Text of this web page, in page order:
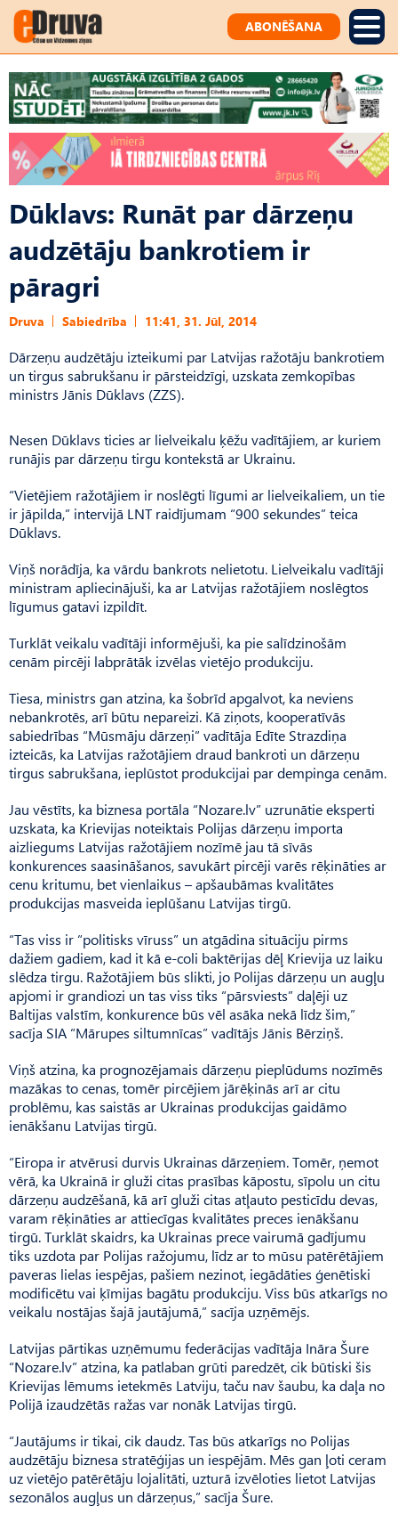
ABONĒŠANA
Dūklavs: Runāt par dārzeņu
audzētāju bankrotiem ir
pāragri
Druva Sabiedrība 11:41, 31. Jūl, 2014
Dārzeņu audzētāju izteikumi par Latvijas ražotāju bankrotiem
un tirgus sabrukšanu ir pārsteidzīgi, uzskata zemkopības
ministrs Jānis Dūklavs (ZZS).
Nesen Dūklavs ticies ar lielveikalu ķēžu vadītājiem, ar kuriem
runājis par dārzeņu tirgu kontekstā ar Ukrainu.
“Vietējiem ražotājiem ir noslēgti līgumi ar lielveikaliem, un tie
ir jāpilda,” intervijā LNT raidījumam “900 sekundes” teica
Dūklavs.
Viņš norādīja, ka vārdu bankrots nelietotu. Lielveikalu vadītāji
ministram apliecinājuši, ka ar Latvijas ražotājiem noslēgtos
līgumus gatavi izpildīt.
Turklāt veikalu vadītāji informējuši, ka pie salīdzinošām
cenām pircēji labprātāk izvēlas vietējo produkciju.
Tiesa, ministrs gan atzina, ka šobrīd apgalvot, ka neviens
nebankrotēs, arī būtu nepareizi. Kā ziņots, kooperatīvās
sabiedrības “Mūsmāju dārzeņi” vadītāja Edīte Strazdiņa
izteicās, ka Latvijas ražotājiem draud bankroti un dārzeņu
tirgus sabrukšana, ieplūstot produkcijai par dempinga cenām.
Jau vēstīts, ka biznesa portāla “Nozare.lv” uzrunātie eksperti
uzskata, ka Krievijas noteiktais Polijas dārzeņu importa
aizliegums Latvijas ražotājiem nozīmē jau tā sīvās
konkurences saasināšanos, savukārt pircēji varēs rēķināties ar
cenu kritumu, bet vienlaikus – apšaubāmas kvalitātes
produkcijas masveida ieplūšanu Latvijas tirgū.
“Tas viss ir “politisks vīruss” un atgādina situāciju pirms
dažiem gadiem, kad it kā e-coli baktērijas dēļ Krievija uz laiku
slēdza tirgu. Ražotājiem būs slikti, jo Polijas dārzeņu un augļu
apjomi ir grandiozi un tas viss tiks “pārsviests” daļēji uz
Baltijas valstīm, konkurence būs vēl asāka nekā līdz šim,”
sacīja SIA “Mārupes siltumnīcas” vadītājs Jānis Bērziņš.
Viņš atzina, ka prognozējamais dārzeņu pieplūdums nozīmēs
mazākas to cenas, tomēr pircējiem jārēķinās arī ar citu
problēmu, kas saistās ar Ukrainas produkcijas gaidāmo
ienākšanu Latvijas tirgū.
“Eiropa ir atvērusi durvis Ukrainas dārzeņiem. Tomēr, ņemot
vērā, ka Ukrainā ir gluži citas prasības kāpostu, sīpolu un citu
dārzeņu audzēšanā, kā arī gluži citas atļauto pesticīdu devas,
varam rēķināties ar attiecīgas kvalitātes preces ienākšanu
tirgū. Turklāt skaidrs, ka Ukrainas prece vairumā gadījumu
tiks uzdota par Polijas ražojumu, līdz ar to mūsu patērētājiem
paveras lielas iespējas, pašiem nezinot, iegādāties ģenētiski
modificētu vai ķīmijas bagātu produkciju. Viss būs atkarīgs no
veikalu nostājas šajā jautājumā,” sacīja uzņēmējs.
Latvijas pārtikas uzņēmumu federācijas vadītāja Ināra Šure
“Nozare.lv” atzina, ka patlaban grūti paredzēt, cik būtiski šis
Krievijas lēmums ietekmēs Latviju, taču nav šaubu, ka daļa no
Polijā izaudzētās ražas var nonāk Latvijas tirgū.
“Jautājums ir tikai, cik daudz. Tas būs atkarīgs no Polijas
audzētāju biznesa stratēģijas un iespējām. Mēs gan ļoti ceram
uz vietējo patērētāju lojalitāti, uzturā izvēloties lietot Latvijas
sezonālos augļus un dārzeņus,” sacīja Šure.